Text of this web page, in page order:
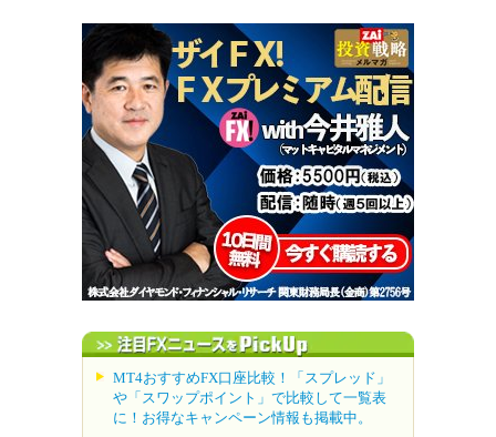
MT4おすすめFX口座比較！「スプレッド」
や「スワップポイント」で比較して一覧表
に！お得なキャンペーン情報も掲載中。